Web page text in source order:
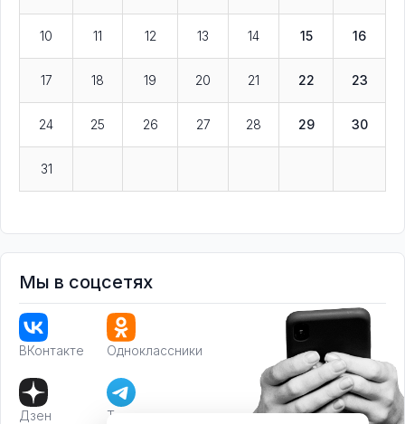
10 11 12 13 14 15 16
17 18 19 20 21 22 23
24 25 26 27 28 29 30
31
Мы в соцсетях
ВКонтакте Одноклассники
Дзен Телеграм